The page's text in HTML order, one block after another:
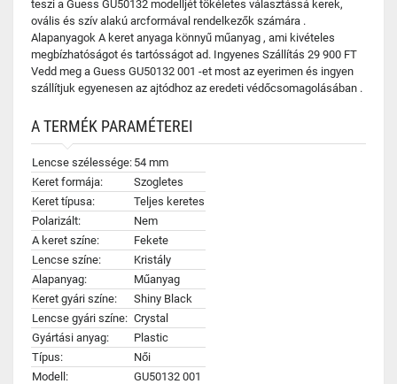
teszi a Guess GU50132 modelljét tökéletes választássá kerek,
ovális és szív alakú arcformával rendelkezők számára .
Alapanyagok A keret anyaga könnyű műanyag , ami kivételes
megbízhatóságot és tartósságot ad. Ingyenes Szállítás 29 900 FT
Vedd meg a Guess GU50132 001 -et most az eyerimen és ingyen
szállítjuk egyenesen az ajtódhoz az eredeti védőcsomagolásában .
A TERMÉK PARAMÉTEREI
Lencse szélessége: 54 mm
Keret formája:
Szogletes
Keret típusa:
Teljes keretes
Polarizált:
Nem
A keret színe:
Fekete
Lencse színe:
Kristály
Alapanyag:
Műanyag
Keret gyári színe:
Shiny Black
Lencse gyári színe: Crystal
Gyártási anyag:
Plastic
Típus:
Női
Modell:
GU50132 001